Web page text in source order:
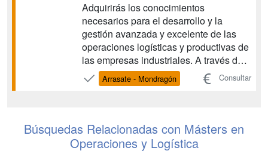
Adquirirás los conocimientos
necesarios para el desarrollo y la
gestión avanzada y excelente de las
operaciones logísticas y productivas de
las empresas industriales. A través de
este máster formamos personas
capaces de desarrollar y gestionar
clientes y tengan un alto valor añ...
Arrasate - Mondragón Consultar
Búsquedas Relacionadas con Másters en
Operaciones y Logística